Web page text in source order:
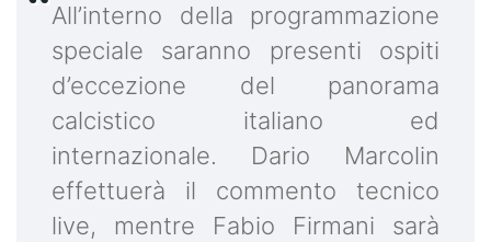
All’interno della programmazione
speciale saranno presenti ospiti
d’eccezione del panorama
calcistico italiano ed
internazionale. Dario Marcolin
effettuerà il commento tecnico
live, mentre Fabio Firmani sarà